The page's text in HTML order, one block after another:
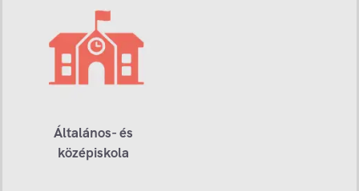
Általános- és
középiskola